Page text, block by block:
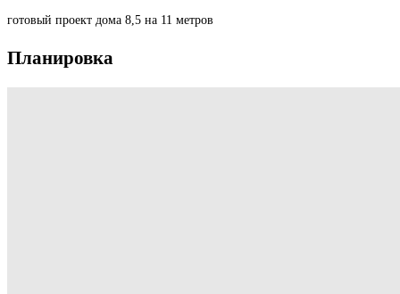
готовый проект дома 8,5 на 11 метров
Планировка